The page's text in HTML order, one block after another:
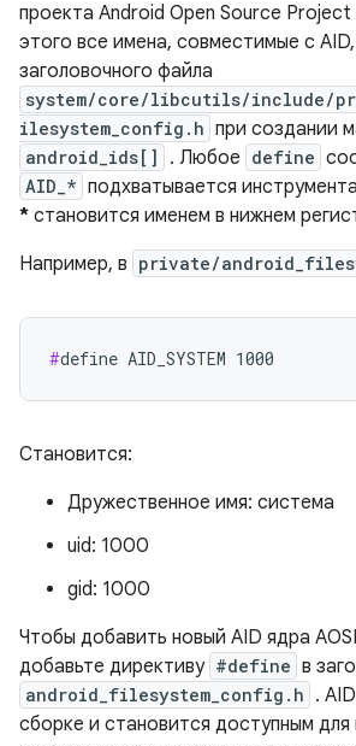
проекта Android Open Source
этого все имена, совместимые с
заголовочного файла
system/core/libcutils/include/
ilesystem_config.h при создании
android_ids[] . Любое define
AID_* подхватывается
* становится именем в нижнем
Например, в private/
#define AID_SYSTEM 1000
Становится:
Дружественное имя: система
uid: 1000
gid: 1000
Чтобы добавить новый AID ядра
добавьте директиву #define в
android_filesystem_config.h .
сборке и становится доступным